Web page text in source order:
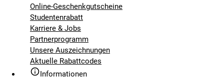
Online-Geschenkgutscheine
Studentenrabatt
Karriere & Jobs
Partnerprogramm
Unsere Auszeichnungen
Aktuelle Rabattcodes
Informationen